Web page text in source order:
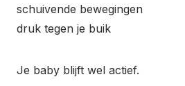
schuivende bewegingen
druk tegen je buik
Je baby blijft wel actief.